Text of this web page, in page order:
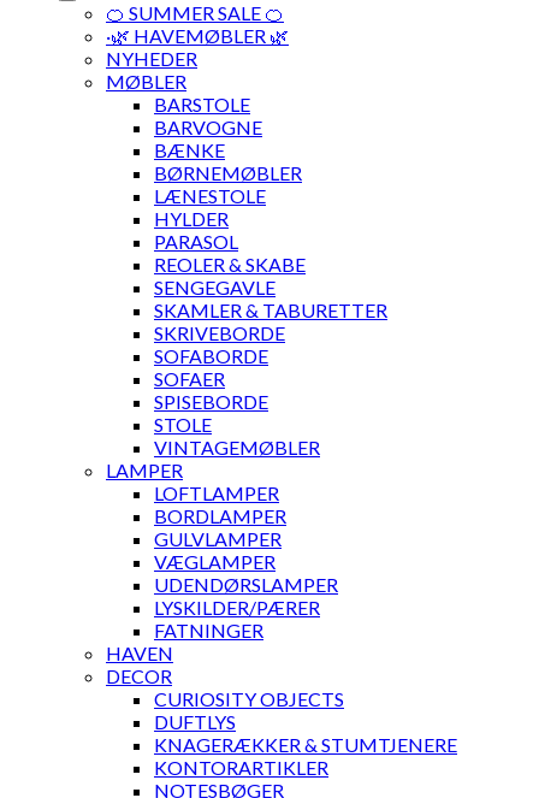
🍊 SUMMER SALE 🍊
·🌿 HAVEMØBLER 🌿
NYHEDER
MØBLER
BARSTOLE
BARVOGNE
BÆNKE
BØRNEMØBLER
LÆNESTOLE
HYLDER
PARASOL
REOLER & SKABE
SENGEGAVLE
SKAMLER & TABURETTER
SKRIVEBORDE
SOFABORDE
SOFAER
SPISEBORDE
STOLE
VINTAGEMØBLER
LAMPER
LOFTLAMPER
BORDLAMPER
GULVLAMPER
VÆGLAMPER
UDENDØRSLAMPER
LYSKILDER/PÆRER
FATNINGER
HAVEN
DECOR
CURIOSITY OBJECTS
DUFTLYS
KNAGERÆKKER & STUMTJENERE
KONTORARTIKLER
NOTESBØGER